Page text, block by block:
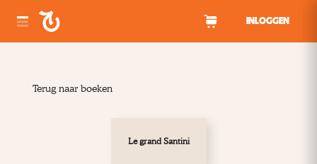
INLOGGEN
Terug naar boeken
Le grand Santini